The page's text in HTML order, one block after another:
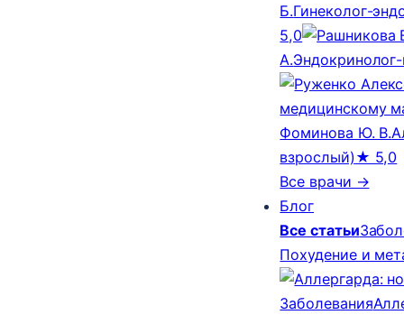
Б.Гинеколог-
5,0
А.
медицинскому
Фоминова Ю. В.
взрослый) ★ 5,0
Все врачи →
Блог
Все статьи
Похудение и
Заболевания